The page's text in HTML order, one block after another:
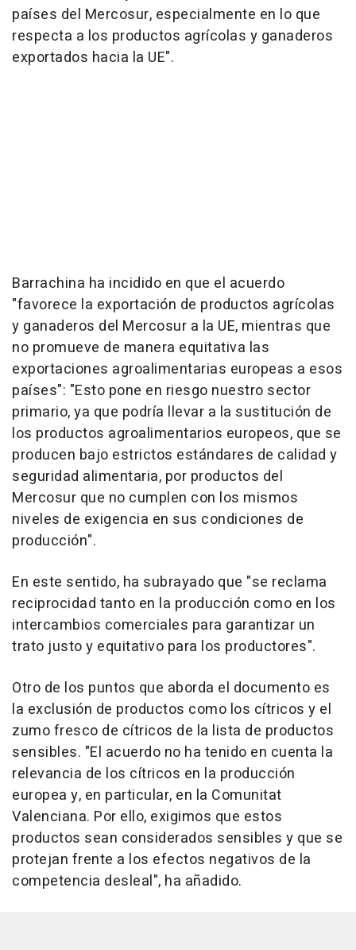
países del Mercosur, especialmente en lo que
respecta a los productos agrícolas y ganaderos
exportados hacia la UE".
Barrachina ha incidido en que el acuerdo
"favorece la exportación de productos agrícolas
y ganaderos del Mercosur a la UE, mientras que
no promueve de manera equitativa las
exportaciones agroalimentarias europeas a esos
países": "Esto pone en riesgo nuestro sector
primario, ya que podría llevar a la sustitución de
los productos agroalimentarios europeos, que se
producen bajo estrictos estándares de calidad y
seguridad alimentaria, por productos del
Mercosur que no cumplen con los mismos
niveles de exigencia en sus condiciones de
producción".
En este sentido, ha subrayado que "se reclama
reciprocidad tanto en la producción como en los
intercambios comerciales para garantizar un
trato justo y equitativo para los productores".
Otro de los puntos que aborda el documento es
la exclusión de productos como los cítricos y el
zumo fresco de cítricos de la lista de productos
sensibles. "El acuerdo no ha tenido en cuenta la
relevancia de los cítricos en la producción
europea y, en particular, en la Comunitat
Valenciana. Por ello, exigimos que estos
productos sean considerados sensibles y que se
protejan frente a los efectos negativos de la
competencia desleal", ha añadido.